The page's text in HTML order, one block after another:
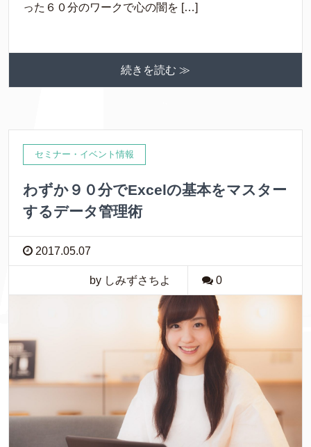
った６０分のワークで心の闇を […]
続きを読む ≫
セミナー・イベント情報
わずか９０分でExcelの基本をマスター
するデータ管理術
2017.05.07
by しみずさちよ 0